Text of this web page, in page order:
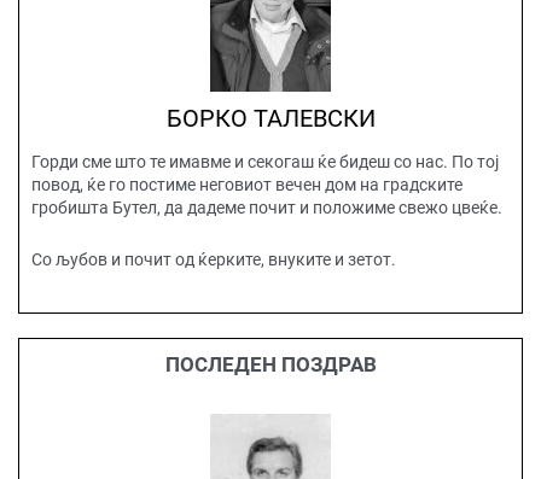
БОРКО ТАЛЕВСКИ
Горди сме што те имавме и секогаш ќе бидеш со нас. По тој
повод, ќе го постиме неговиот вечен дом на градските
гробишта Бутел, да дадеме почит и положиме свежо цвеќе.
Со љубов и почит од ќерките, внуките и зетот.
ПОСЛЕДЕН ПОЗДРАВ